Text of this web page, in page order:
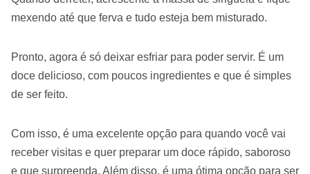
mexendo até que ferva e tudo esteja bem misturado.
Pronto, agora é só deixar esfriar para poder servir. É um
doce delicioso, com poucos ingredientes e que é simples
de ser feito.
Com isso, é uma excelente opção para quando você vai
receber visitas e quer preparar um doce rápido, saboroso
e que surpreenda. Além disso, é uma ótima opção para ser